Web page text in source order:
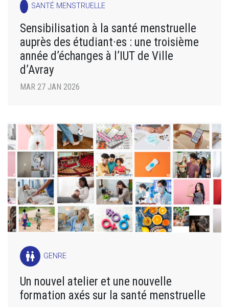
SANTÉ MENSTRUELLE
Sensibilisation à la santé menstruelle
auprès des étudiant·es : une troisième
année d’échanges à l’IUT de Ville
d’Avray
MAR 27 JAN 2026
wc GENRE
Un nouvel atelier et une nouvelle
formation axés sur la santé menstruelle